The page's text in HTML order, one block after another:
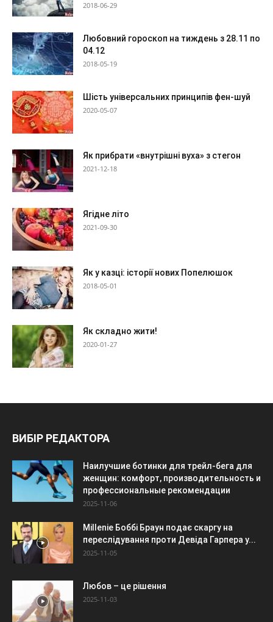
2018-06-29
Любовний гороскоп на тиждень з 28.11 по
04.12
2018-05-19
Шість універсальних принципів фен-шуй
2020-05-07
Як прибрати «внутрішні вуха» з стегон
2021-12-18
Ягідне літо
2021-09-30
Як у казці: історії нових Попелюшок
2018-05-01
Як складно жити!
2020-01-27
ВИБІР РЕДАКТОРА
Наилучшие ботинки для трейл-бега для
женщин: комфорт, производительность и
профессиональные рекомендации
2025-11-06
Millenie Боббі Браун подає скаргу на
переслідування проти Девіда Гарпера у...
2025-11-05
Любов – це рішення
2025-11-03